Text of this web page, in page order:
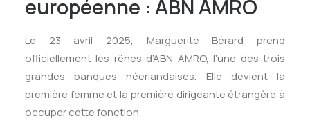
européenne : ABN AMRO
Le 23 avril 2025, Marguerite Bérard prend
officiellement les rênes d’ABN AMRO, l’une des trois
grandes banques néerlandaises. Elle devient la
première femme et la première dirigeante étrangère à
occuper cette fonction.